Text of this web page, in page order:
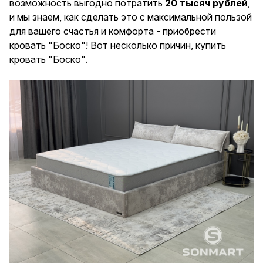
возможность выгодно потратить 20 тысяч рублей
и мы знаем, как сделать это с максимальной пользой
для вашего счастья и комфорта - приобрести
кровать "Боско"! Вот несколько причин, купить
кровать "Боско".